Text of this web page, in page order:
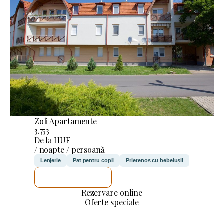
Zoli Apartamente
3.753
De la HUF
/ noapte / persoană
Lenjerie Pat pentru copii Prietenos cu bebelușii
Rezervare online
Oferte speciale